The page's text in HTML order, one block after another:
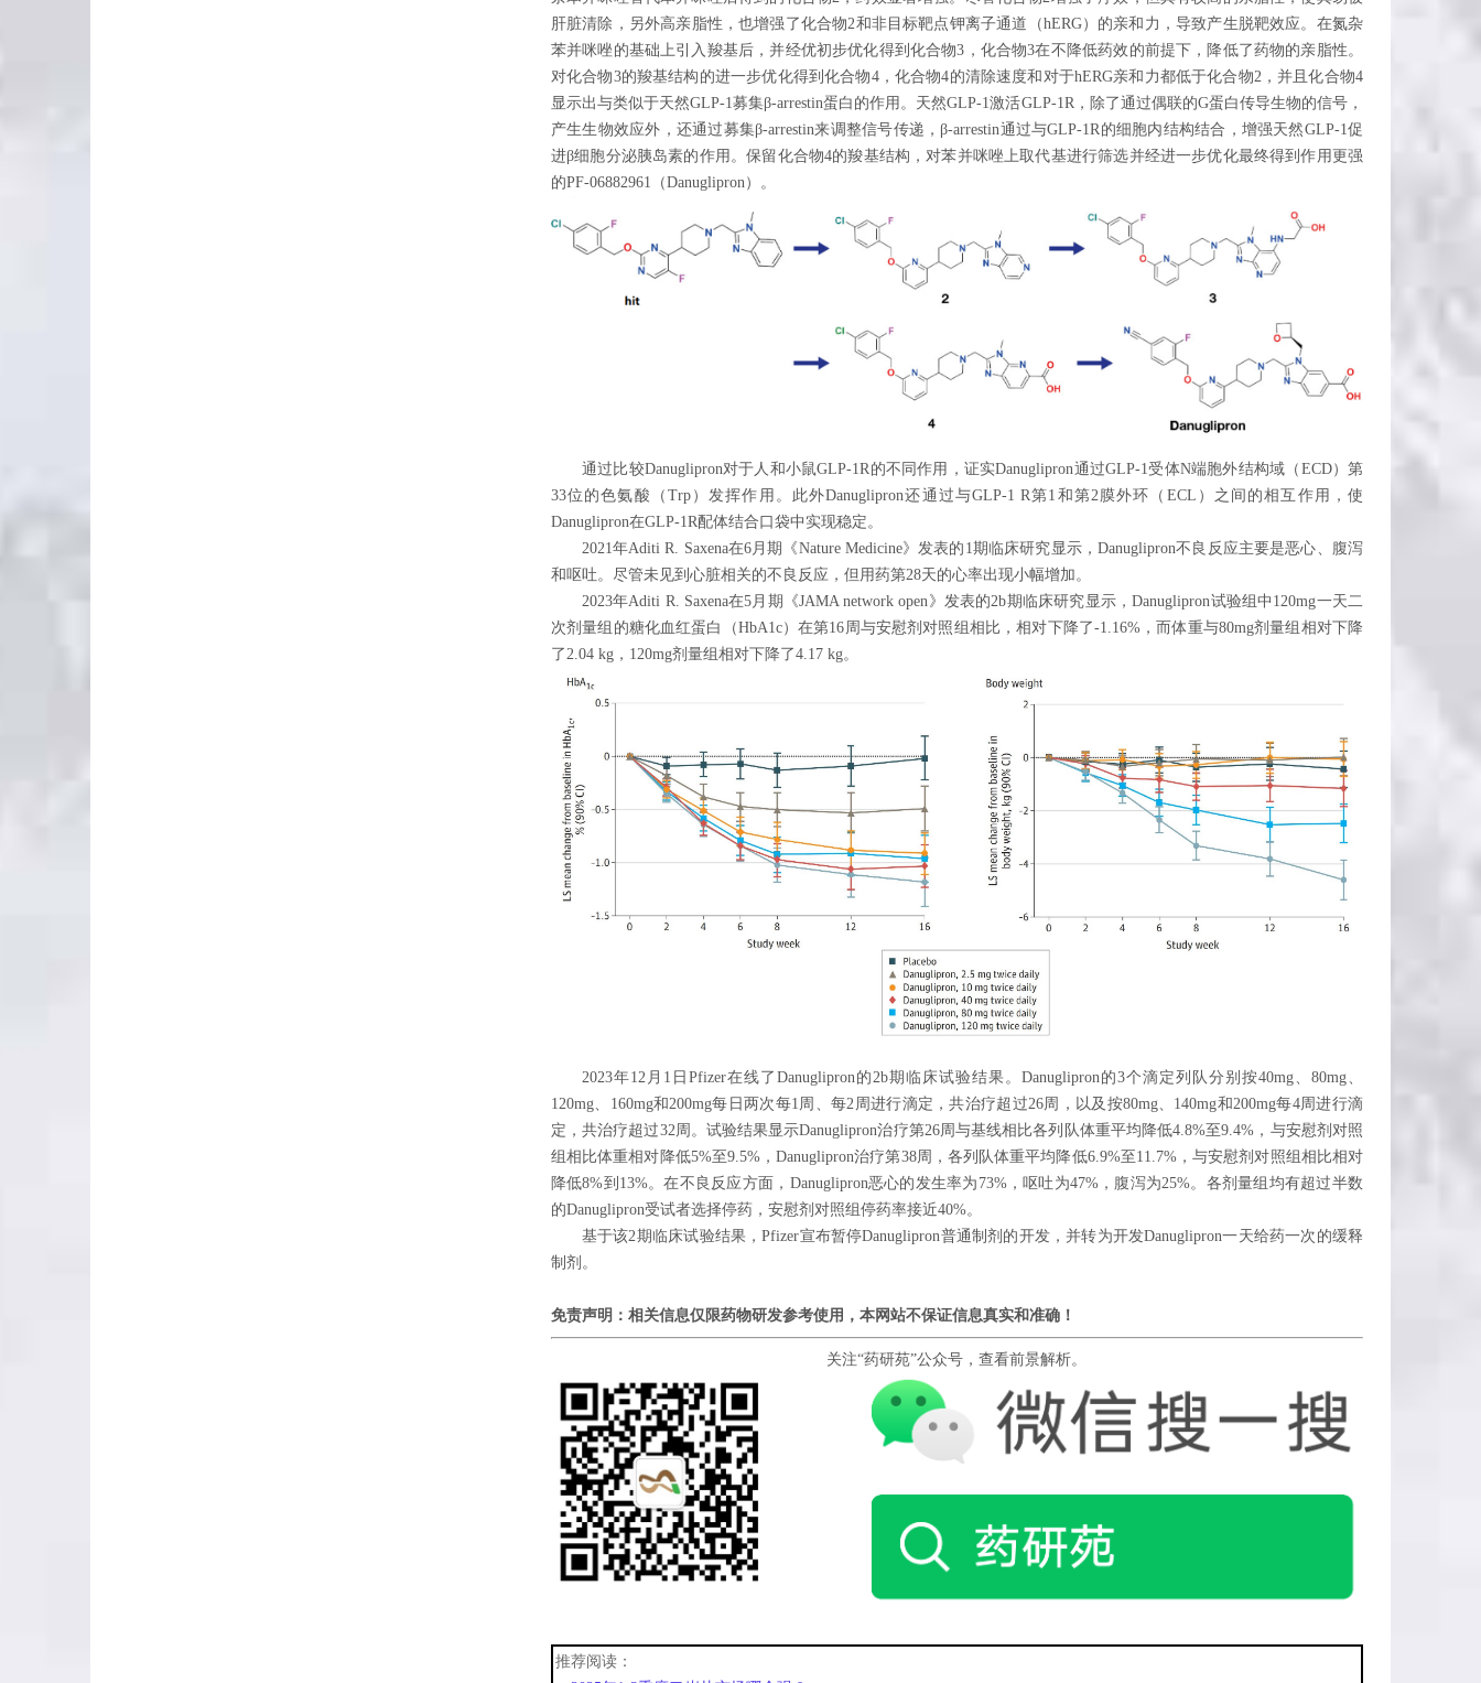
肝脏清除，另外高亲脂性，也增强了化合物2和非目标靶点钾离子通道（hERG）的亲和力，导致产生脱靶效应。在氮杂
苯并咪唑的基础上引入羧基后，并经优初步优化得到化合物3，化合物3在不降低药效的前提下，降低了药物的亲脂性。
对化合物3的羧基结构的进一步优化得到化合物4，化合物4的清除速度和对于hERG亲和力都低于化合物2，并且化合物4
显示出与类似于天然GLP-1募集β-arrestin蛋白的作用。天然GLP-1激活GLP-1R，除了通过偶联的G蛋白传导生物的信号，
产生生物效应外，还通过募集β-arrestin来调整信号传递，β-arrestin通过与GLP-1R的细胞内结构结合，增强天然GLP-1促
进β细胞分泌胰岛素的作用。保留化合物4的羧基结构，对苯并咪唑上取代基进行筛选并经进一步优化最终得到作用更强
的PF-06882961（Danuglipron）。
通过比较Danuglipron对于人和小鼠GLP-1R的不同作用，证实Danuglipron通过GLP-1受体N端胞外结构域（ECD）第
33位的色氨酸（Trp）发挥作用。此外Danuglipron还通过与GLP-1 R第1和第2膜外环（ECL）之间的相互作用，使
Danuglipron在GLP-1R配体结合口袋中实现稳定。
2021年Aditi R. Saxena在6月期《Nature Medicine》发表的1期临床研究显示，Danuglipron不良反应主要是恶心、腹泻
和呕吐。尽管未见到心脏相关的不良反应，但用药第28天的心率出现小幅增加。
2023年Aditi R. Saxena在5月期《JAMA network open》发表的2b期临床研究显示，Danuglipron试验组中120mg一天二
次剂量组的糖化血红蛋白（HbA1c）在第16周与安慰剂对照组相比，相对下降了-1.16%，而体重与80mg剂量组相对下降
了2.04 kg，120mg剂量组相对下降了4.17 kg。
2023年12月1日Pfizer在线了Danuglipron的2b期临床试验结果。Danuglipron的3个滴定列队分别按40mg、80mg、
120mg、160mg和200mg每日两次每1周、每2周进行滴定，共治疗超过26周，以及按80mg、140mg和200mg每4周进行滴
定，共治疗超过32周。试验结果显示Danuglipron治疗第26周与基线相比各列队体重平均降低4.8%至9.4%，与安慰剂对照
组相比体重相对降低5%至9.5%，Danuglipron治疗第38周，各列队体重平均降低6.9%至11.7%，与安慰剂对照组相比相对
降低8%到13%。在不良反应方面，Danuglipron恶心的发生率为73%，呕吐为47%，腹泻为25%。各剂量组均有超过半数
的Danuglipron受试者选择停药，安慰剂对照组停药率接近40%。
基于该2期临床试验结果，Pfizer宣布暂停Danuglipron普通制剂的开发，并转为开发Danuglipron一天给药一次的缓释
制剂。
免责声明：相关信息仅限药物研发参考使用，本网站不保证信息真实和准确！
关注“药研苑”公众号，查看前景解析。
推荐阅读：